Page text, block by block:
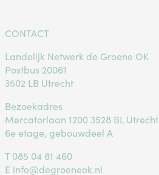
CONTACT
Landelijk Netwerk de Groene OK
Postbus 20061
3502 LB Utrecht
Bezoekadres
Mercatorlaan 1200 3528 BL Utrecht
6e etage, gebouwdeel A
T085 04 81 460
E info@degroeneok.nl